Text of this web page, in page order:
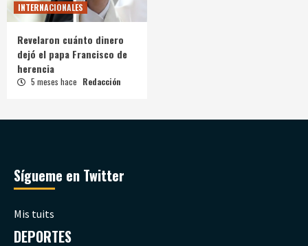
INTERNACIONALES
Revelaron cuánto dinero
dejó el papa Francisco de
herencia
5 meses hace Redacción
Sígueme en Twitter
Mis tuits
DEPORTES